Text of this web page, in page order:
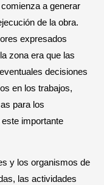
a generar
de la obra.
expresados
zona era que las
decisiones
en los trabajos,
para los
importante
y los organismos de
las actividades